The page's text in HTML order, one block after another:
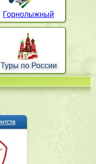
Горнолыжный
Туры по России